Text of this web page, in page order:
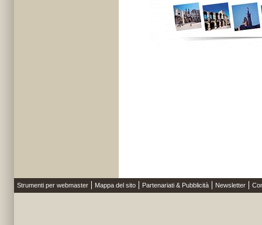
Strumenti per webmaster Mappa del sito Partenariati & Pubblicità Newsletter